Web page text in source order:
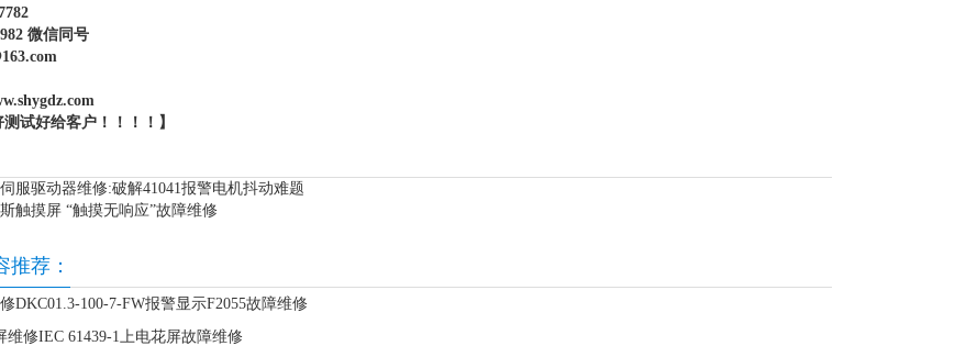
微信同号
测试好给客户！！！！】
服驱动器维修:破解41041报警电机抖动难题
触摸屏 “触摸无响应”故障维修
推荐：
DKC01.3-100-7-FW报警显示F2055故障维修
维修IEC 61439-1上电花屏故障维修